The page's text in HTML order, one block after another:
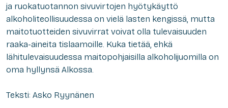
ja ruokatuotannon sivuvirtojen hyötykäyttö
alkoholiteollisuudessa on vielä lasten kengissä, mutta
maitotuotteiden sivuvirrat voivat olla tulevaisuuden
raaka-aineita tislaamoille. Kuka tietää, ehkä
lähitulevaisuudessa maitopohjaisilla alkoholijuomilla on
oma hyllynsä Alkossa.
Teksti: Asko Ryynänen